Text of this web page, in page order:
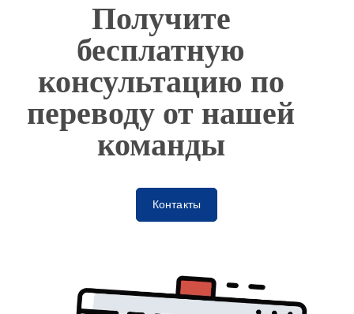
Получите
бесплатную
консультацию по
переводу от нашей
команды
Контакты